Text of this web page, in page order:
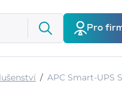
Pro
APC Smart-UPS